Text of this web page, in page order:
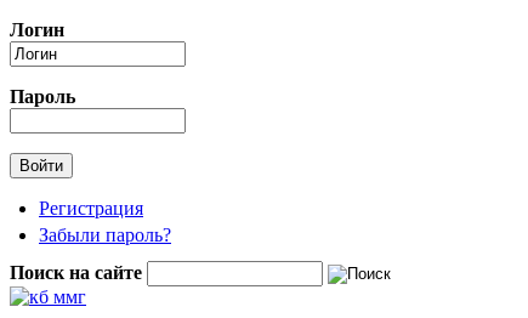
Перейти к основному содержанию
Логин
Пароль
Регистрация
Забыли пароль?
Форма поиска
Поиск на сайте